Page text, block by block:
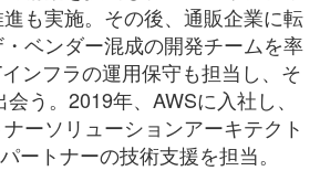
も実施。その後、通販企業に転
ベンダー混成の開発チームを率
ンフラの運用保守も担当し、そ
う。2019年、AWSに入社し、
ーソリューションアーキテクト
ートナーの技術支援を担当。